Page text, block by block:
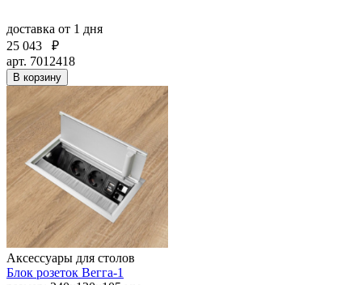
доставка от 1 дня
25 043
₽
арт. 7012418
В корзину
Аксессуары для столов
Блок розеток Вегга-1